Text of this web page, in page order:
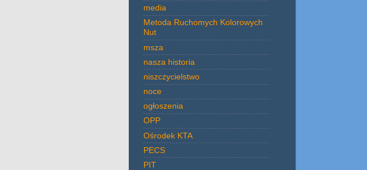
media
Metoda Ruchomych Kolorowych
Nut
msza
nasza historia
niszczycielstwo
noce
ogłoszenia
OPP
Ośrodek KTA
PECS
PIT